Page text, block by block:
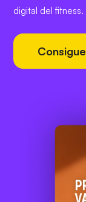
digital del fitness.